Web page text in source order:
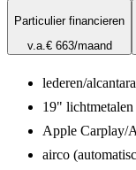
Particulier financieren
v.a.€ 663/maand
lederen/
19"
Apple Carplay/
airco